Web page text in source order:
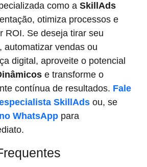
como a SkillAds
otimiza processos e
ROI. Se deseja tirar seu
automatizar vendas ou
digital, aproveite o potencial
e transforme o
contínua de resultados. Fale
SkillAds ou, se
WhatsApp para